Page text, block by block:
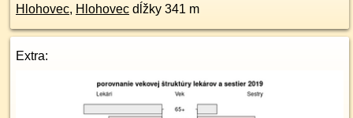
Hlohovec, Hlohovec dĺžky 341 m
Extra: